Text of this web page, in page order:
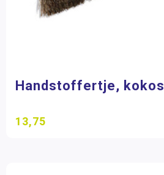
Handstoffertje, kokos
13,75